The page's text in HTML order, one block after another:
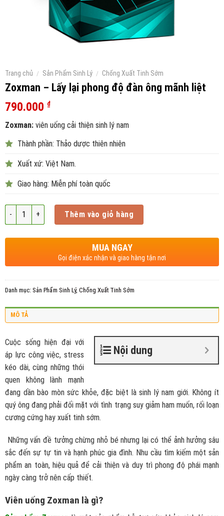
Trang chủ / Sản Phẩm Sinh Lý / Chống Xuất Tinh Sớm
Zoxman – Lấy lại phong độ đàn ông mãnh liệt
790.000 ₫
Zoxman: viên uống cải thiện sinh lý nam
Thành phần: Thảo dược thiên nhiên
Xuất xứ: Việt Nam.
Giao hàng: Miễn phí toàn quốc
Số lượng Thêm vào giỏ hàng
MUA NGAY
Gọi điện xác nhận và giao hàng tận nơi
Danh mục: Sản Phẩm Sinh Lý, Chống Xuất Tinh Sớm
MÔ TẢ
Nội dung
Cuộc sống hiện đại với
áp lực công việc, stress
kéo dài, cùng những thói
quen không lành mạnh
đang dần bào mòn sức khỏe, đặc biệt là sinh lý nam giới. Không ít
quý ông đang phải đối mặt với tình trạng suy giảm ham muốn, rối loạn
cương cứng hay xuất tinh sớm.
Những vấn đề tưởng chừng nhỏ bé nhưng lại có thể ảnh hưởng sâu
sắc đến sự tự tin và hạnh phúc gia đình. Nhu cầu tìm kiếm một sản
phẩm an toàn, hiệu quả để cải thiện và duy trì phong độ phái mạnh
ngày càng trở nên cấp thiết.
Viên uống Zoxman là gì?